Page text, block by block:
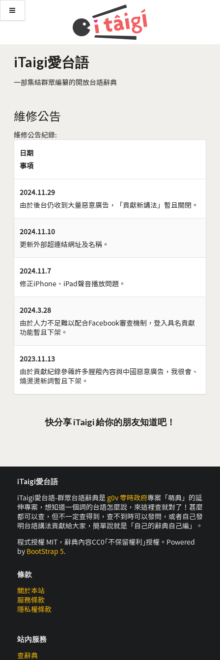
iTaigi愛台語
一部集結群眾編纂的開放台語辭典
維修公告
維修公告紀錄:
日期
事項
2024.11.29
由於後台仍收到大量惡意廣告，「貢獻新講法」暫且關閉。
2024.11.10
更新外部超連結網址及名稱。
2024.11.7
修正iPhone、iPad聲音播放問題。
2024.3.28
由於人力不足難以配合Facebook審查機制，登入具名貢獻
功能暫且下架。
2023.11.13
由於貢獻紀錄參雜許多腥羶內容與中國惡意廣告，我很會、
燒燙燙新詞暫且下架。
快分享 iTaigi 給你的朋友知道吧！
iTaigi愛台語
iTaigi愛台語-群眾台語辭典是 g0v 零時政府專案「萌典」的延
伸專案，想知道一個詞的台語怎麼說，來這裡查就對了！甚麼
都可以查，但不一定查得到，查不到時可以發問，或者自己發
明台語講法貢獻給大家，簡單說就是「自己的辭典自己編」。
程式授權 MIT，辭典內容CC0｢不保留權利｣授權。Powered
by BootStrap 5.
條款
關於本站
服務條款
隱私權條款
站內服務
查辭典